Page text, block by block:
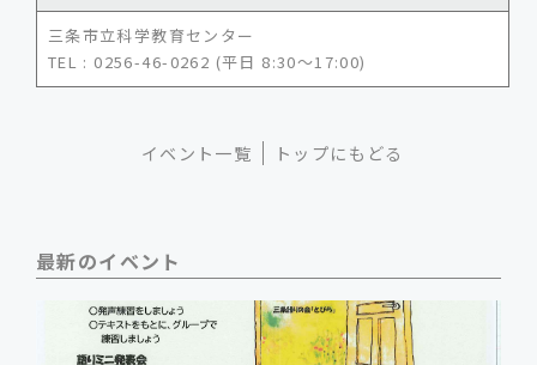
三条市立科学教育センター
TEL : 0256-46-0262 (平日 8:30～17:00)
イベント一覧 トップにもどる
最新のイベント